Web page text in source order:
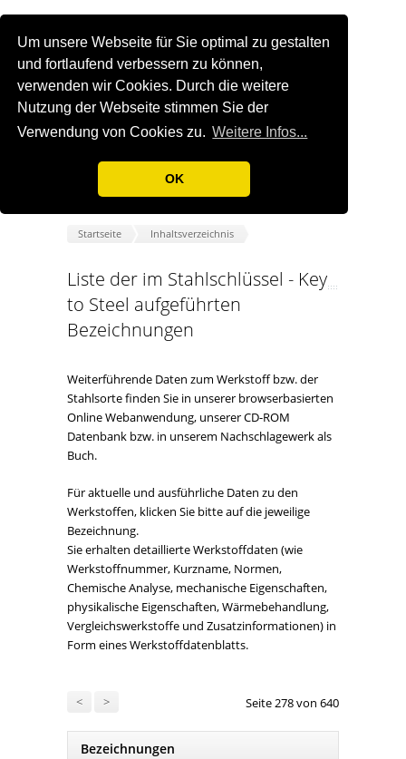
Um unsere Webseite für Sie optimal zu gestalten
und fortlaufend verbessern zu können,
verwenden wir Cookies. Durch die weitere
Nutzung der Webseite stimmen Sie der
Verwendung von Cookies zu. Weitere Infos...
OK
Startseite Inhaltsverzeichnis
Liste der im Stahlschlüssel - Key
to Steel aufgeführten
Bezeichnungen
Weiterführende Daten zum Werkstoff bzw. der
Stahlsorte finden Sie in unserer browserbasierten
Online Webanwendung, unserer CD-ROM
Datenbank bzw. in unserem Nachschlagewerk als
Buch.
Für aktuelle und ausführliche Daten zu den
Werkstoffen, klicken Sie bitte auf die jeweilige
Bezeichnung.
Sie erhalten detaillierte Werkstoffdaten (wie
Werkstoffnummer, Kurzname, Normen,
Chemische Analyse, mechanische Eigenschaften,
physikalische Eigenschaften, Wärmebehandlung,
Vergleichswerkstoffe und Zusatzinformationen) in
Form eines Werkstoffdatenblatts.
< > Seite 278 von 640
Bezeichnungen